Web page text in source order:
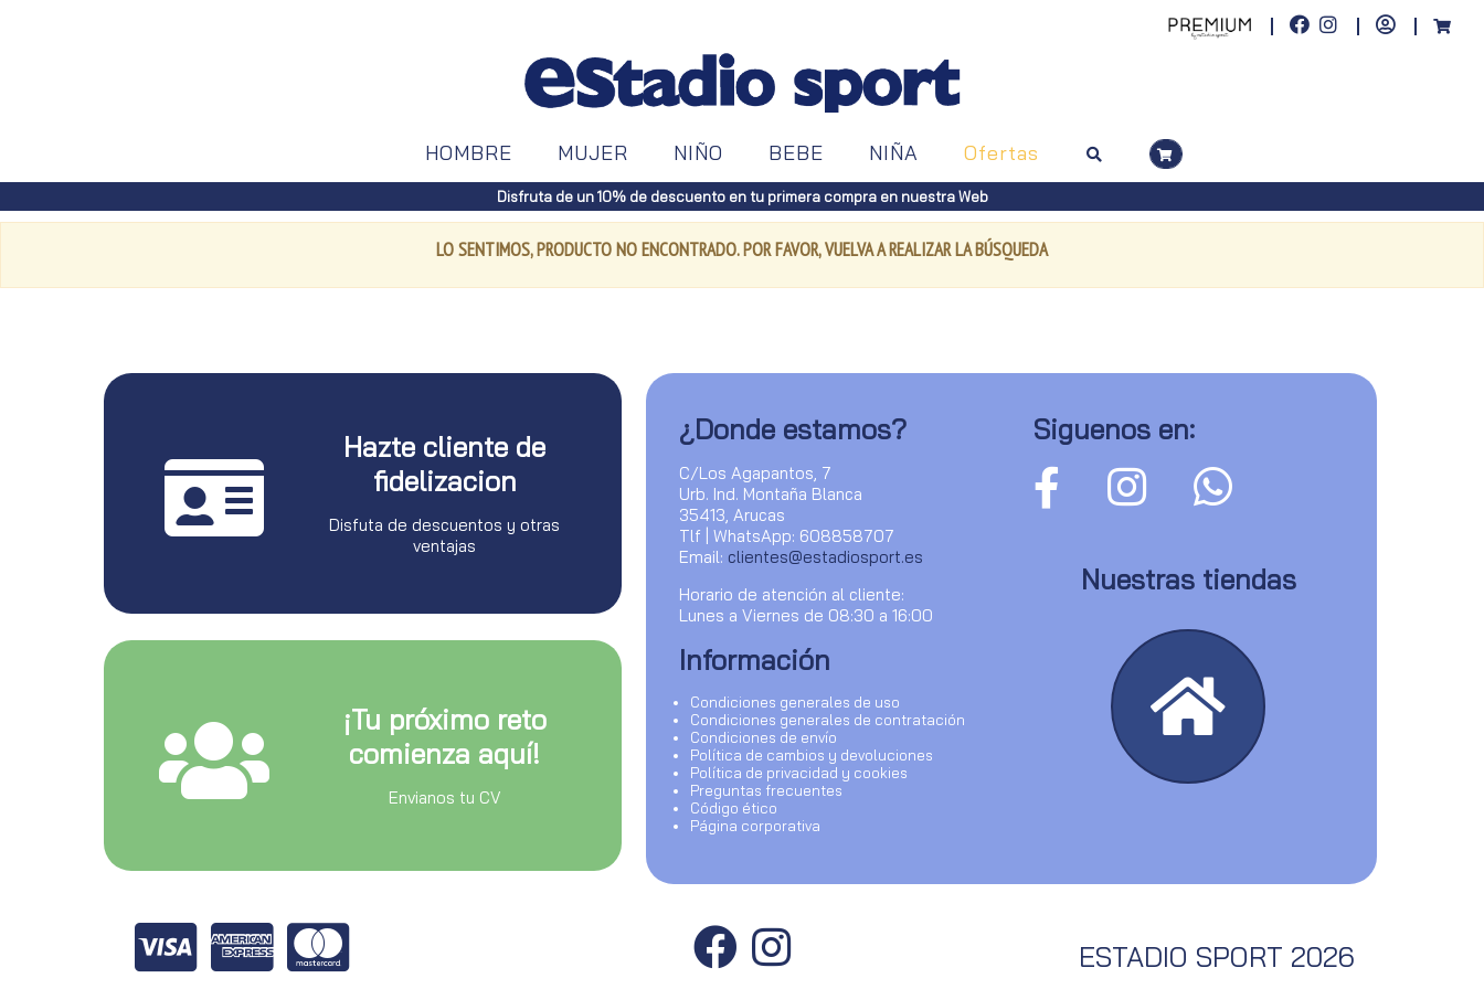
HOMBRE MUJER NIÑO BEBE NIÑA Ofertas
Disfruta de un 10% de descuento en tu primera compra en nuestra Web
LO SENTIMOS, PRODUCTO NO ENCONTRADO. POR FAVOR, VUELVA A REALIZAR LA BÚSQUEDA
Hazte cliente de
fidelizacion
Disfuta de descuentos y otras
ventajas
¡Tu próximo reto
comienza aquí!
Envianos tu CV
¿Donde estamos?
C/Los Agapantos, 7
Urb. Ind. Montaña Blanca
35413, Arucas
Tlf | WhatsApp: 608858707
Email: clientes@estadiosport.es
Horario de atención al cliente:
Lunes a Viernes de 08:30 a 16:00
Información
Condiciones generales de uso
Condiciones generales de contratación
Condiciones de envío
Política de cambios y devoluciones
Política de privacidad y cookies
Preguntas frecuentes
Código ético
Página corporativa
Siguenos en:
Nuestras tiendas
ESTADIO SPORT 2026